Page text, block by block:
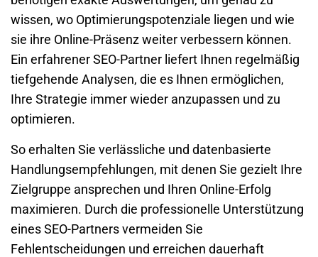
wissen, wo Optimierungspotenziale liegen und wie
sie ihre Online-Präsenz weiter verbessern können.
Ein erfahrener SEO-Partner liefert Ihnen regelmäßig
tiefgehende Analysen, die es Ihnen ermöglichen,
Ihre Strategie immer wieder anzupassen und zu
optimieren.
So erhalten Sie verlässliche und datenbasierte
Handlungsempfehlungen, mit denen Sie gezielt Ihre
Zielgruppe ansprechen und Ihren Online-Erfolg
maximieren. Durch die professionelle Unterstützung
eines SEO-Partners vermeiden Sie
Fehlentscheidungen und erreichen dauerhaft